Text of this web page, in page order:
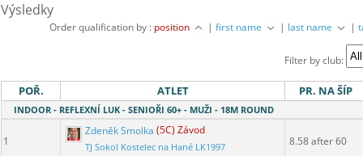
Výsledky
Order qualification by : position |first name | last name |
Filter by club:
POŘ. ATLET PR. NA ŠÍP
INDOOR - REFLEXNÍ LUK - SENIOŘI 60+ - MUŽI - 18M ROUND
1
Zdeněk Smolka (5C) Závod
TJ Sokol Kostelec na Hané LK1997 8.58 after 60